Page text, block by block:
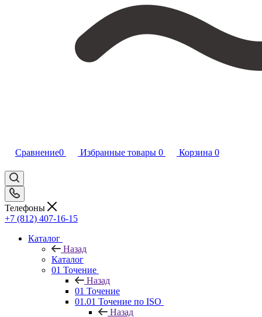
Сравнение0 Избранные товары 0 Корзина 0
Телефоны
+7 (812) 407-16-15
Каталог
Назад
Каталог
01 Точение
Назад
01 Точение
01.01 Точение по ISO
Назад